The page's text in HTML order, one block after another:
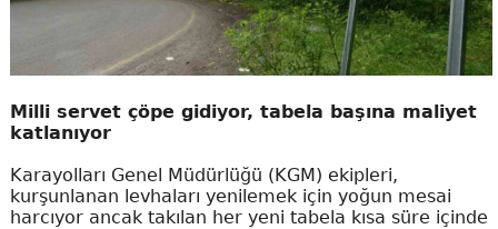
Milli servet çöpe gidiyor, tabela başına maliyet
katlanıyor
Karayolları Genel Müdürlüğü (KGM) ekipleri,
kurşunlanan levhaları yenilemek için yoğun mesai
harcıyor ancak takılan her yeni tabela kısa süre içinde